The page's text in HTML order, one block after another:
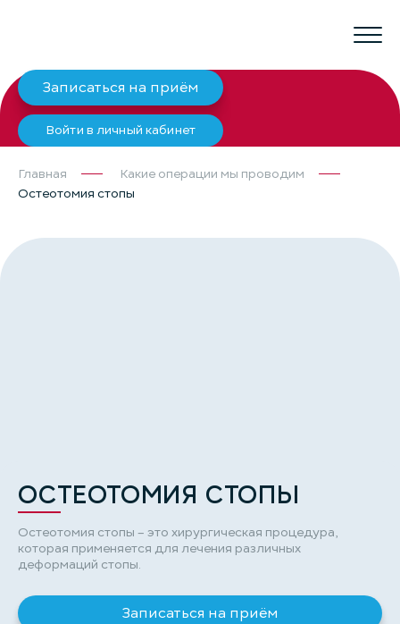
Записаться на приём
Войти в личный кабинет
Главная
Какие операции мы проводим
Остеотомия стопы
ОСТЕОТОМИЯ СТОПЫ
Остеотомия стопы – это хирургическая процедура,
которая применяется для лечения различных
деформаций стопы.
Записаться на приём